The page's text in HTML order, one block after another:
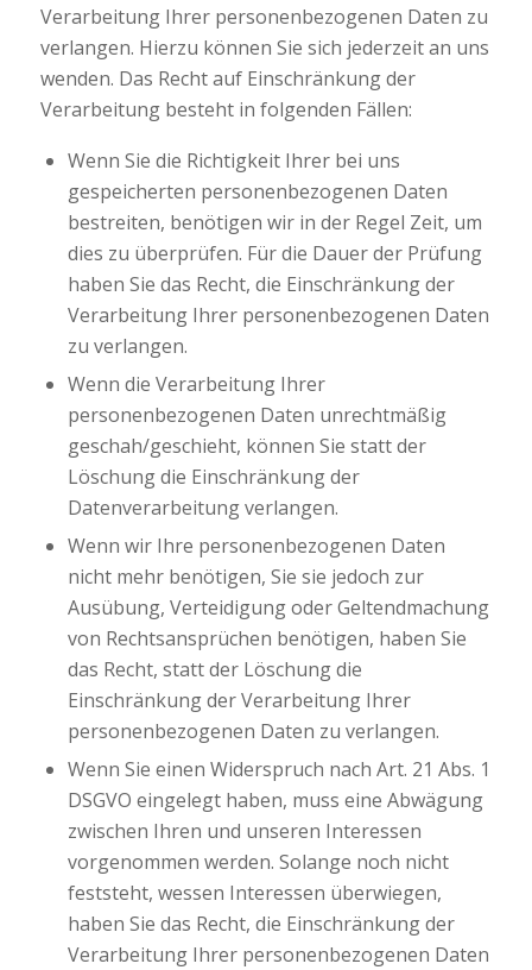
Verarbeitung Ihrer personenbezogenen Daten zu
verlangen. Hierzu können Sie sich jederzeit an uns
wenden. Das Recht auf Einschränkung der
Verarbeitung besteht in folgenden Fällen:
Wenn Sie die Richtigkeit Ihrer bei uns
gespeicherten personenbezogenen Daten
bestreiten, benötigen wir in der Regel Zeit, um
dies zu überprüfen. Für die Dauer der Prüfung
haben Sie das Recht, die Einschränkung der
Verarbeitung Ihrer personenbezogenen Daten
zu verlangen.
Wenn die Verarbeitung Ihrer
personenbezogenen Daten unrechtmäßig
geschah/geschieht, können Sie statt der
Löschung die Einschränkung der
Datenverarbeitung verlangen.
Wenn wir Ihre personenbezogenen Daten
nicht mehr benötigen, Sie sie jedoch zur
Ausübung, Verteidigung oder Geltendmachung
von Rechtsansprüchen benötigen, haben Sie
das Recht, statt der Löschung die
Einschränkung der Verarbeitung Ihrer
personenbezogenen Daten zu verlangen.
Wenn Sie einen Widerspruch nach Art. 21 Abs. 1
DSGVO eingelegt haben, muss eine Abwägung
zwischen Ihren und unseren Interessen
vorgenommen werden. Solange noch nicht
feststeht, wessen Interessen überwiegen,
haben Sie das Recht, die Einschränkung der
Verarbeitung Ihrer personenbezogenen Daten